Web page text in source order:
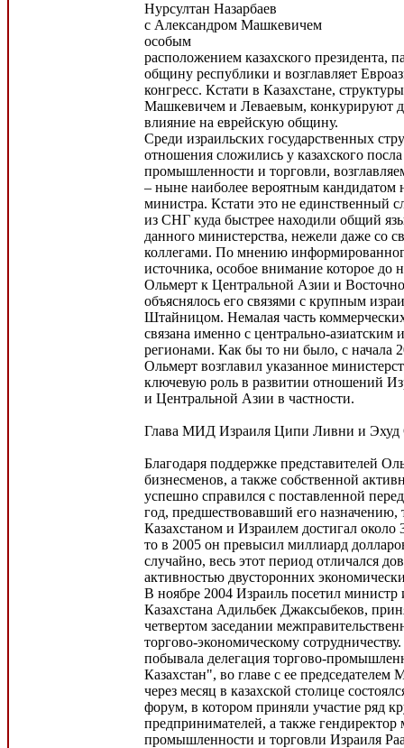
Нурсултан Назарбаев
с Александром Машкевичем
особым
расположением казахского президента,
общину республики и возглавляет
конгресс. Кстати в Казахстане,
Машкевичем и Леваевым, конкурируют
влияние на еврейскую общину.
Среди израильских государственных
отношения сложились у казахского
промышленности и торговли,
– ныне наиболее вероятным кандидатом
министра. Кстати это не единственный
из СНГ куда быстрее находили общий
данного министерства, нежели даже со
коллегами. По мнению
источника, особое внимание которое до
Ольмерт к Центральной Азии и
объяснялось его связями с крупным
Штайницом. Немалая часть
связана именно с центрально-азиатским
регионами. Как бы то ни было, с начала
Ольмерт возглавил указанное
ключевую роль в развитии отношений
и Центральной Азии в частности.
Глава МИД Израиля Ципи Ливни и Эхуд
Благодаря поддержке представителей
бизнесменов, а также собственной
успешно справился с поставленной
год, предшествовавший его назначению,
Казахстаном и Израилем достигал
то в 2005 он превысил миллиард
случайно, весь этот период отличался
активностью двусторонних
В ноябре 2004 Израиль посетил министр
Казахстана Адильбек Джаксыбеков,
четвертом заседании
торгово-экономическому
побывала делегация торгово-
Казахстан", во главе с ее
через месяц в казахской столице
форум, в котором приняли участие ряд
предпринимателей, а также гендиректор
промышленности и торговли Израиля